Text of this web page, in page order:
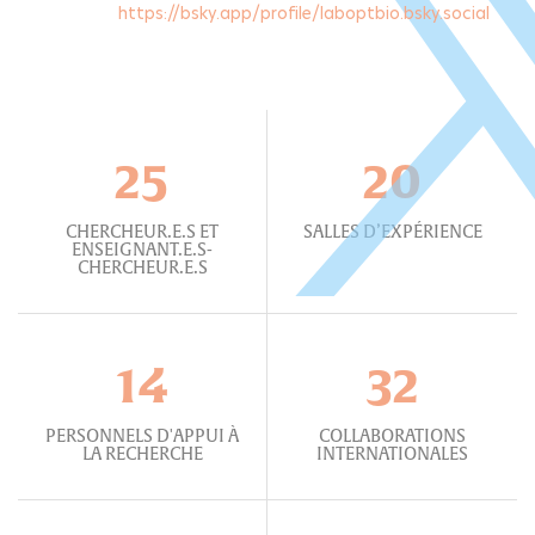
https://bsky.app/profile/laboptbio.bsky.social
25
CHERCHEUR.E.S ET
ENSEIGNANT.E.S-
CHERCHEUR.E.S
14
PERSONNELS D'APPUI À
LA RECHERCHE
20
SALLES D’EXPÉRIENCE
32
COLLABORATIONS
INTERNATIONALES